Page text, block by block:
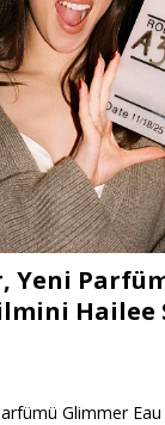
Yeni
Glimmer Eau